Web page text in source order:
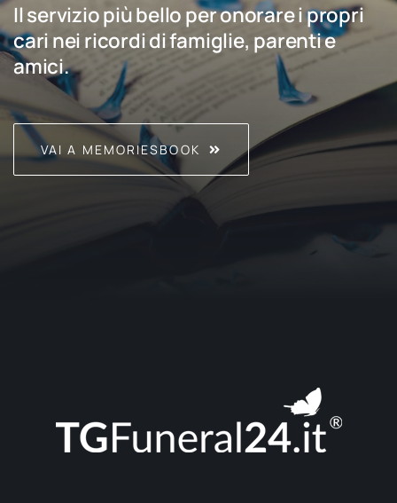
Il servizio più bello per onorare i propri
cari nei ricordi di famiglie, parenti e
amici.
VAI A MEMORIESBOOK